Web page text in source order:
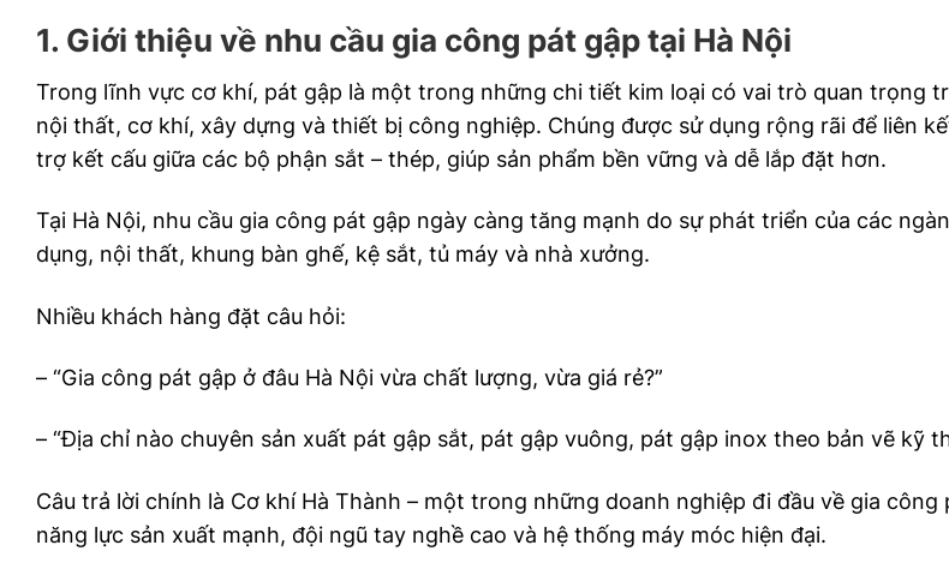
1. Giới thiệu về nhu cầu gia công pát gập tại Hà Nội
Trong lĩnh vực cơ khí, pát gập là một trong những chi tiết kim loại có vai trò quan trọng
nội thất, cơ khí, xây dựng và thiết bị công nghiệp. Chúng được sử dụng rộng rãi để liên
trợ kết cấu giữa các bộ phận sắt – thép, giúp sản phẩm bền vững và dễ lắp đặt hơn.
Tại Hà Nội, nhu cầu gia công pát gập ngày càng tăng mạnh do sự phát triển của các
dụng, nội thất, khung bàn ghế, kệ sắt, tủ máy và nhà xưởng.
Nhiều khách hàng đặt câu hỏi:
– “Gia công pát gập ở đâu Hà Nội vừa chất lượng, vừa giá rẻ?”
– “Địa chỉ nào chuyên sản xuất pát gập sắt, pát gập vuông, pát gập inox theo bản vẽ kỹ
Câu trả lời chính là Cơ khí Hà Thành – một trong những doanh nghiệp đi đầu về gia công
năng lực sản xuất mạnh, đội ngũ tay nghề cao và hệ thống máy móc hiện đại.